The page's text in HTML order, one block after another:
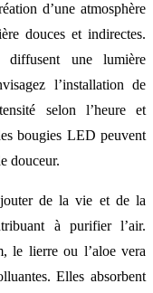
d’une atmosphère
douces et indirectes.
une lumière
l’installation de
selon l’heure et
bougies LED peuvent
douceur.
de la vie et de la
à purifier l’air.
le lierre ou l’aloe vera
Elles absorbent